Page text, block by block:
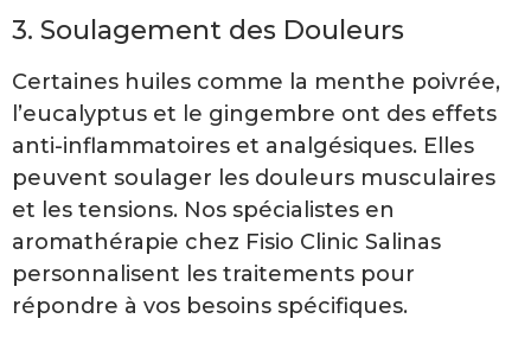
3. Soulagement des Douleurs
Certaines huiles comme la menthe poivrée,
l’eucalyptus et le gingembre ont des effets
anti-inflammatoires et analgésiques. Elles
peuvent soulager les douleurs musculaires
et les tensions. Nos spécialistes en
aromathérapie chez Fisio Clinic Salinas
personnalisent les traitements pour
répondre à vos besoins spécifiques.